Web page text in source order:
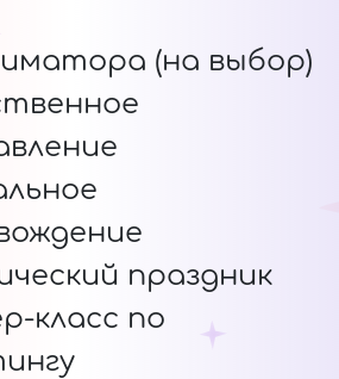
(на выбор)
праздник
класс по